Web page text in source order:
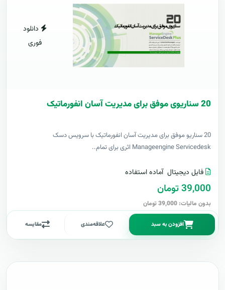
دانلود
فوری
20 سناریوی موفق برای مدیریت آسان انفورماتیک
20 سناریو موفق برای مدیریت آسان انفورماتیک با سرویس دسک
Manageengine Servicedesk اثری برای تمام..
فایل دیجیتال آماده استفاده
39,000 تومان
بدون مالیات: 39,000 تومان
افزودن به سبد علاقه‌مندی مقایسه